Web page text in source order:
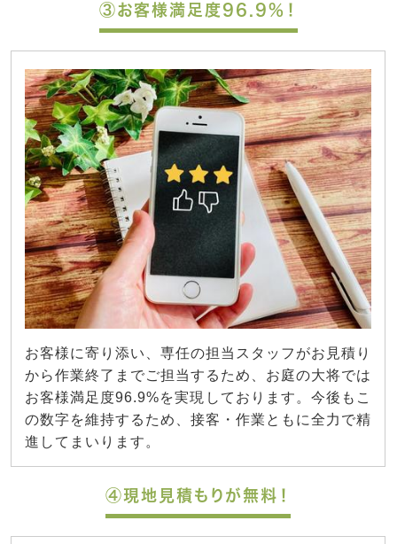
③お客様満足度96.9%！
お客様に寄り添い、専任の担当スタッフがお見積り
から作業終了までご担当するため、お庭の大将では
お客様満足度96.9%を実現しております。今後もこ
の数字を維持するため、接客・作業ともに全力で精
進してまいります。
④現地見積もりが無料！